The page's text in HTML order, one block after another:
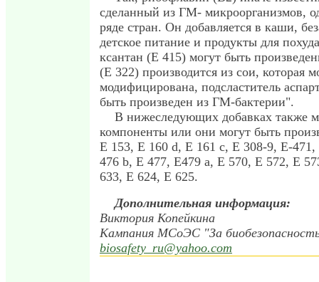
сделанный из ГМ- микроорганизмов,
ряде стран. Он добавляется в каши,
детское питание и продукты для
ксантан (E 415) могут быть
(E 322) производится из сои, которая
модифицирована, подсластитель
быть произведен из ГМ-бактерии".
В нижеследующих добавках также
компоненты или они могут быть
E 153, E 160 d, E 161 c, E 308-9, Е-
476 b, E 477, E479 a, E 570, E 572, E
633, E 624, E 625.
Дополнительная информация:
Виктория Копейкина
Кампания МСоЭС "За
biosafety_ru@yahoo.com